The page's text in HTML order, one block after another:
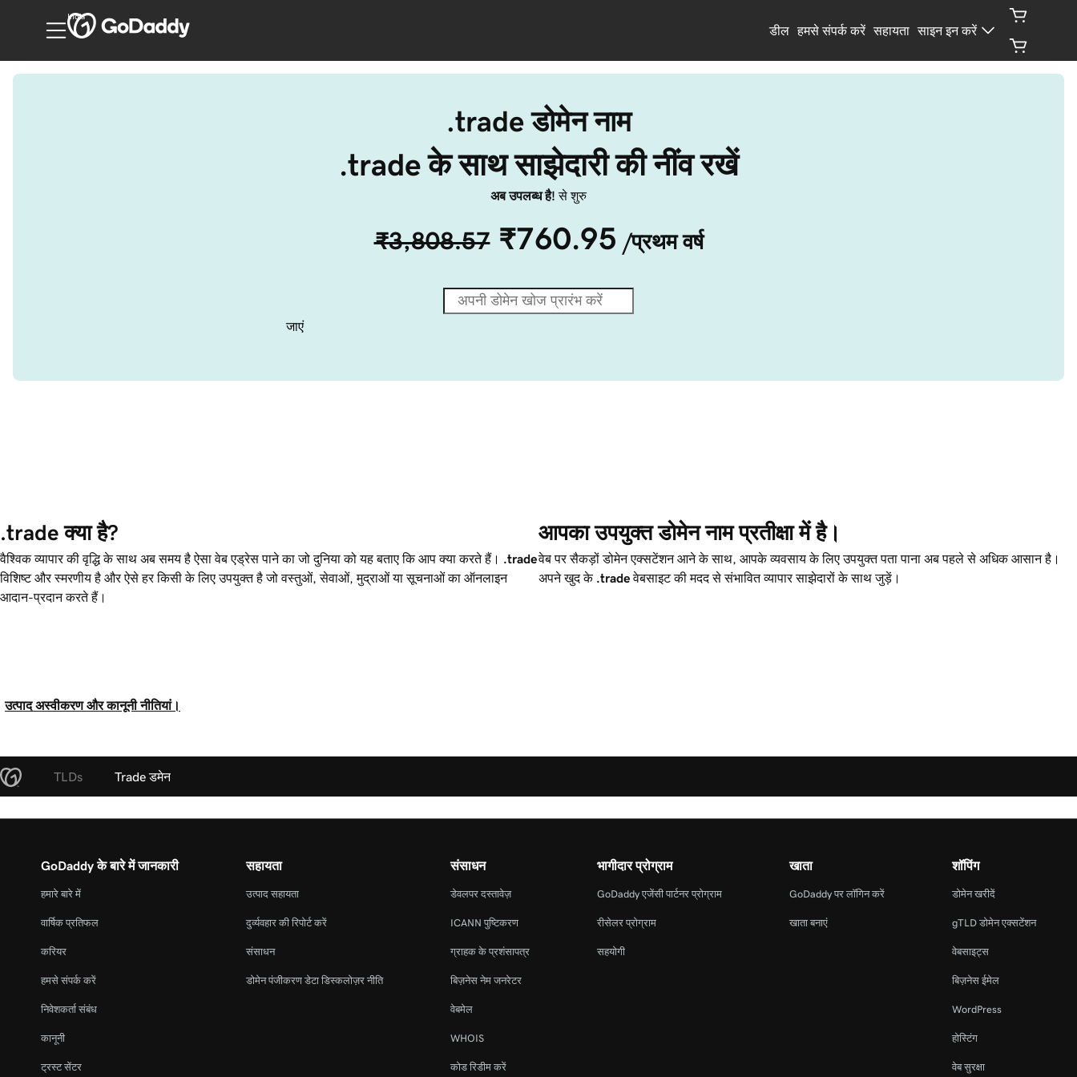
India
डील हमसे संपर्क करें सहायता साइन इन करें
.trade डोमेन नाम
.trade के साथ साझेदारी की नींव रखें
अब उपलब्ध है!से शुरु
₹3,808.57 ₹760.95 /प्रथम वर्ष
जाएं
.trade क्या है?
वैश्विक व्यापार की वृद्धि के साथ अब समय है ऐसा वेब एड्रेस पाने का जो दुनिया को यह बताए कि आप क्या करते हैं।
.trade
विशिष्ट और स्मरणीय है और ऐसे हर किसी के लिए उपयुक्त है जो वस्तुओं, सेवाओं, मुद्राओं या सूचनाओं का ऑनलाइन
आदान-प्रदान करते हैं।
आपका उपयुक्त डोमेन नाम प्रतीक्षा में है।
वेब पर सैकड़ों डोमेन एक्सटेंशन आने के साथ, आपके व्यवसाय के लिए उपयुक्त पता पाना अब पहले से अधिक आसान है।
अपने खुद के .tradeवेबसाइट की मदद से संभावित व्यापार साझेदारों के साथ जुड़ें।
उत्पाद अस्वीकरण और कानूनी नीतियां।
TLDs Trade डमेन
GoDaddy के बारे में जानकारी
हमारे बारे में
वार्षिक प्रतिफल
करियर
हमसे संपर्क करें
निवेशकर्ता संबंध
कानूनी
ट्रस्ट सेंटर
सहायता
उत्पाद सहायता
दुर्व्यवहार की रिपोर्ट करें
संसाधन
डोमेन पंजीकरण डेटा डिस्कलोज़र नीति
संसाधन
डेवलपर दस्तावेज़
ICANN पुष्टिकरण
ग्राहक के प्रशंसापत्र
बिज़नेस नेम जनरेटर
वेबमेल
WHOIS
कोड रिडीम करें
भागीदार प्रोग्राम
GoDaddy एजेंसी पार्टनर प्रोग्राम
रीसेलर प्रोग्राम
सहयोगी
खाता
GoDaddy पर लॉगिन करें
खाता बनाएं
शॉपिंग
डोमेन खरीदें
gTLD डोमेन एक्सटेंशन
वेबसाइट्स
बिज़नेस ईमेल
WordPress
होस्टिंग
वेब सुरक्षा